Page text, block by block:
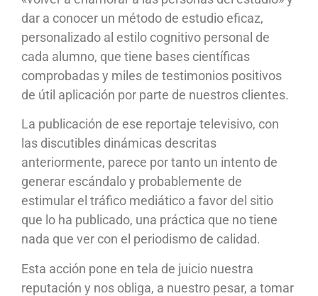
dar a conocer un método de estudio eficaz,
personalizado al estilo cognitivo personal de
cada alumno, que tiene bases científicas
comprobadas y miles de testimonios positivos
de útil aplicación por parte de nuestros clientes.
La publicación de ese reportaje televisivo, con
las discutibles dinámicas descritas
anteriormente, parece por tanto un intento de
generar escándalo y probablemente de
estimular el tráfico mediático a favor del sitio
que lo ha publicado, una práctica que no tiene
nada que ver con el periodismo de calidad.
Esta acción pone en tela de juicio nuestra
reputación y nos obliga, a nuestro pesar, a tomar